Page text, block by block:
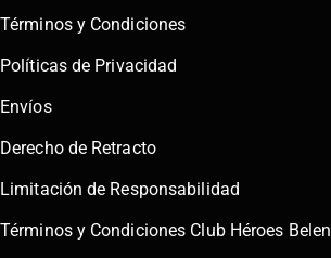
Términos y Condiciones
Políticas de Privacidad
Envíos
Derecho de Retracto
Limitación de Responsabilidad
Términos y Condiciones Club Héroes Belen